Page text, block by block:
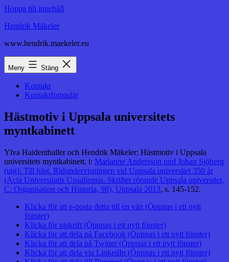
Hoppa till innehåll
Hendrik Mäkeler
www.hendrik.maekeler.eu
Meny Stäng
Kontakt
Kontaktformulär
Hästmotiv i Uppsala universitets
myntkabinett
Ylva Haidenthaller och Hendrik Mäkeler: Hästmotiv i Uppsala
universitets myntkabinett, i: Marianne Andersson und Johan Sjöberg
(utg): Till häst. Ridundervisningen vid Uppsala universitet 350 år
(Acta Universitatis Upsaliensis. Skrifter rörande Uppsala universitet,
C: Organisation och Historia, 98), Uppsala 2013, s. 145-152.
Klicka för att e-posta detta till en vän (Öppnas i ett nytt
fönster)
Klicka för utskrift (Öppnas i ett nytt fönster)
Klicka för att dela på Facebook (Öppnas i ett nytt fönster)
Klicka för att dela på Twitter (Öppnas i ett nytt fönster)
Klicka för att dela via LinkedIn (Öppnas i ett nytt fönster)